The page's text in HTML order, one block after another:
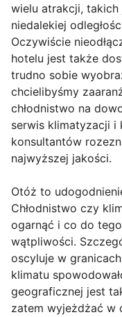
wielu atrakcji,
niedalekiej
Oczywiście
hotelu jest także
trudno sobie
chcielibyśmy
chłodnistwo na
serwis klimatyzacji
konsultantów
najwyższej jakości.
Otóż to
Chłodnistwo czy
ogarnąć i co do
wątpliwości.
oscyluje w
klimatu
geograficznej jest
zatem wyjeżdżać w